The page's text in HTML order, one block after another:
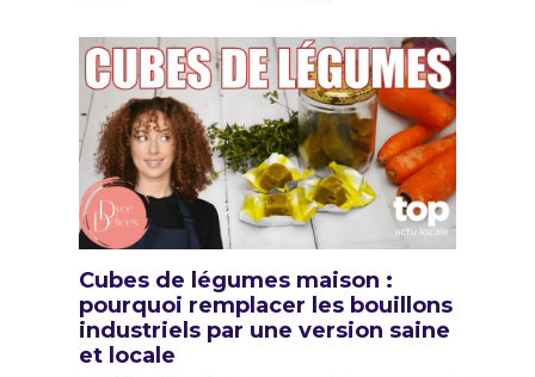
Cubes de légumes maison :
pourquoi remplacer les bouillons
industriels par une version saine
et locale